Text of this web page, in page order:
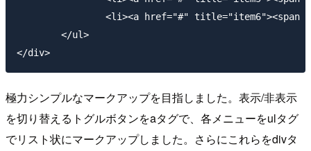
極力シンプルなマークアップを目指しました。表示/非表示
を切り替えるトグルボタンをaタグで、各メニューをulタグ
でリスト状にマークアップしました。さらにこれらをdivタ